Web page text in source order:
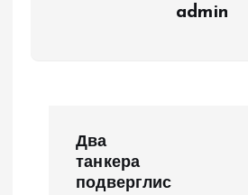
admin
Два
танкера
подверглис